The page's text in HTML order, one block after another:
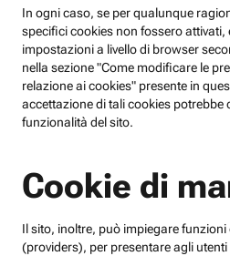
In ogni caso, se per qualunque
specifici cookies non fossero attivati,
impostazioni a livello di browser
nella sezione "Come modificare le
relazione ai cookies" presente in
accettazione di tali cookies potrebbe
funzionalità del sito.
Cookie di
Il sito, inoltre, può impiegare
(providers), per presentare agli